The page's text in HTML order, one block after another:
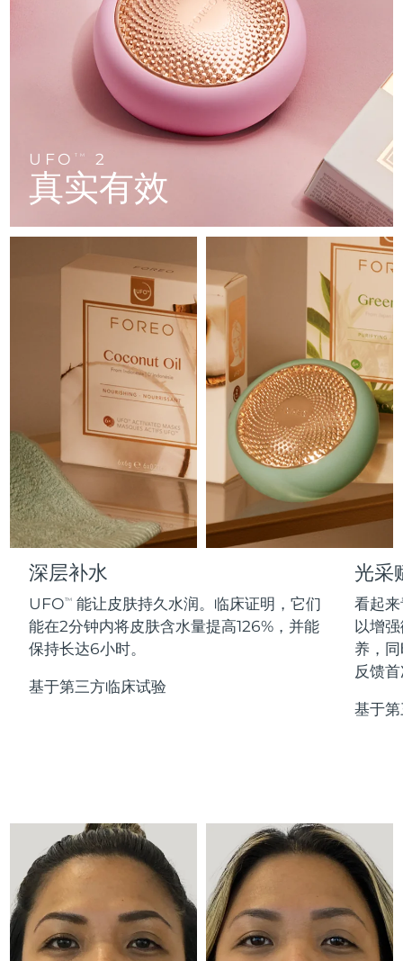
UFO TM 2
真实有效
深层补水
UFOTM
能让皮肤持久水润。临床证明，它们
能在2分钟内将皮肤含水量提高126%，并能
保持长达6小时。
基于第三方临床试验
光采
看起
以增
养，
反馈
基于
LUNA™ 4 go
For travel or gym bag
LUNA™ 护肤
Premium cleansers & balm
LUNA™ 设备
All facial cleansing devices
BEAR™ 设备
All premium facelift devices
UFO™ 3 go
Portable red light therapy
面膜
UFO™ 设备
issa™ 4 baby
For ages 0-3
issa™ Teeth Whitening Set
Dual LED + sonic device & 18% PAP gel
ISSA™ 设备
FAQ™ 102
Advanced clinical anti-aging
FAQ™ 103
Luxurious clinical anti-aging set
FAQ™ P1 Primer
Manuka honey primer
FAQ™护肤品
All FAQ™ skincare
FAQ™产品
All anti-aging treatments
FAQ™ 202
LED mask
FAQ™ 211
Anti-aging neck & décolleté LED mask
FAQ™ 221
Anti-aging LED hand mask
FAQ™护肤品
All FAQ™ skincare
FAQ™产品
All LED treatments
FAQ™ 301
LED hair strengthening scalp massager
FAQ™ Scalp Serum
FAQ™护肤品
FAQ™产品
All hair treatments
肌肤年轻化
FAQ™ 501
Full-Spectrum Red Light Therapy
FAQ™ 502
Full-Spectrum Red Light Therapy
FAQ™ Red Light Serum
FAQ™ skincare
All FAQ™ skincare
FAQ™ products
All toning treatments
专业治疗
PEACH™ 2 Pro Max
Professional IPL hair removal device
PEACH™ 2
IPL hair removal
PEACH™ 2 go
Travel-friendly IPL hair removal
PEACH™ Cooling Prep Gel
Cooling IPL hair removal gel
身体护理
BEAR™ 2 body
Microcurrent body toning
LUNA™ 4 body
Massaging body brush
SUPERCHARGED™ serum
Firming body serum
ESPADA™ 2 plus
Recurring acne LED therapy
ESPADA™ 2
Acne treatment device
ESPADA™ Blemish Solution
Concentrated acne gel
ESPADA™ 设备
眼部护理
BEAR™ 2 eyes & lips
Microcurrent line smoothing device
IRIS™ 2
Rejuvenating eye massager
眼部护肤
Advanced eye care treatment
眼部护理设备
毛孔护理
KIWI™ derma
KIWI™
Blackhead remover
LUNA™ 4 hair
2-in-1 LED scalp massager
FLIP™ play advanced
LED light hairbrush
牙齿美白
NEW
issa™ Teeth Whitening Set
Dual LED + sonic device & 18% PAP gel
更多的
全部购买
FOREO APP
预计送达日期
预计送达日期
预计送达日期 8/9/26
预计送达日期8/9/26
爱沙尼亚 预计送达日期8/9/26
芬兰 预计送达日期8/9/26
预计送达日期 8/9/26
法属波利尼西亚 预计送达日期 8/13/26
预计送达日期 8/9/26
预计送达日期8/13/26
希腊 预计送达日期8/9/26
中国香港特别行政区 预计送达日期8/10/26
匈牙利 预计送达日期8/9/26
冰岛 8/10/26
印度尼西亚 预计送达日期 8/7/26
爱尔兰 8/9/26
马恩岛
日本 预计送达日期8/12/26
泽西岛 预计送达日期8/14/26
哈萨克斯坦 预计送达日期8/11/26
科威特 预计送达日期8/9/26